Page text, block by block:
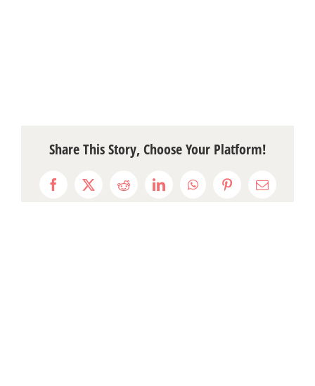
Share This Story, Choose Your Platform!
Facebook
X RedditLinkedInWhatsAppPinterestEmail